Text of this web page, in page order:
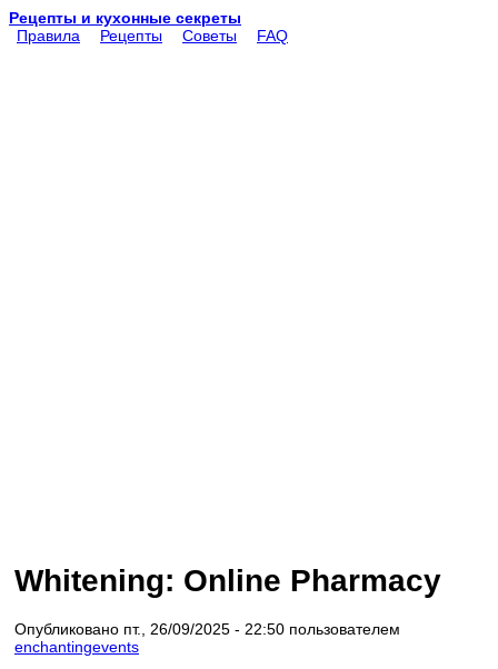
Рецепты и кухонные секреты
Правила
Рецепты Советы FAQ
Whitening: Online Pharmacy
Опубликовано пт., 26/09/2025 - 22:50 пользователем
enchantingevents